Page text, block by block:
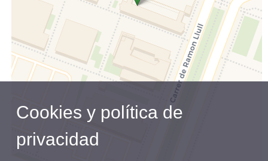
Cookies y política de
privacidad